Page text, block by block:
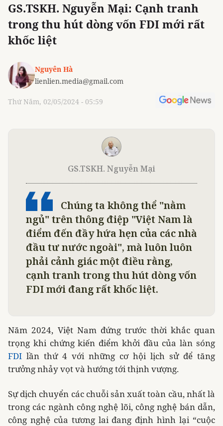
GS.TSKH. Nguyễn Mại: Cạnh tranh
trong thu hút dòng vốn FDI mới rất
khốc liệt
Nguyên Hà
lienlien.media@gmail.com
Thứ Năm, 02/05/2024 - 05:59
GS.TSKH. Nguyễn Mại
Chúng ta không thể "nằm
ngủ" trên thông điệp "Việt Nam là
điểm đến đầy hứa hẹn của các nhà
đầu tư nước ngoài", mà luôn luôn
phải cảnh giác một điều rằng,
cạnh tranh trong thu hút dòng vốn
FDI mới đang rất khốc liệt.
Năm 2024, Việt Nam đứng trước thời khắc quan
trọng khi chứng kiến điểm khởi đầu của làn sóng
FDI lần thứ 4 với những cơ hội lịch sử để tăng
trưởng nhảy vọt và hướng tới thịnh vượng.
Sự dịch chuyển các chuỗi sản xuất toàn cầu, nhất là
trong các ngành công nghệ lõi, công nghệ bán dẫn,
công nghệ của tương lai đang định hình lại “cuộc